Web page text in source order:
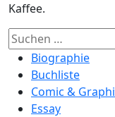
Kaffee.
Suchen
nach:Biographie
Buchliste
Comic &
Essay